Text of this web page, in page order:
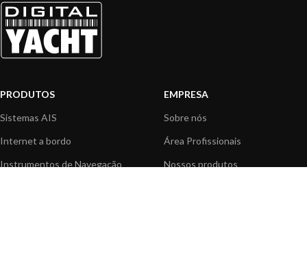
PRODUTOS
Sistemas AIS
Internet a bordo
Instrumentos de Navegação
EMPRESA
Sobre nós
Área Profissionais
Nossos produtos